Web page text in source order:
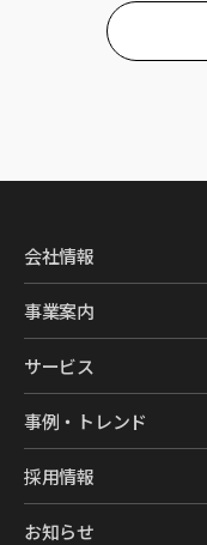
会社情報
事業案内
サービス
事例・トレンド
採用情報
お知らせ